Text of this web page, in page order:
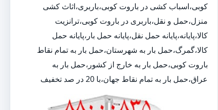
کوبی،اسباب کشی در باروت کوبی،باربری،اثاث کشی
منزل،حمل و نقل،باربری در باروت کوبی،ترانزیت
کالا،پایانه،پایانه حمل نقل،پایانه حمل بار،پایانه حمل
کالا،گمرگ،حمل بار به شهرستان،حمل بار به تمام نقاط
باروت کوبی،حمل بار به خارج از کشور،حمل بار به
عراق،حمل بار به تمام نقاط جهان،با 20 در صد تخفیف